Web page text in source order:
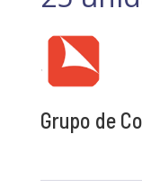
Grupo de